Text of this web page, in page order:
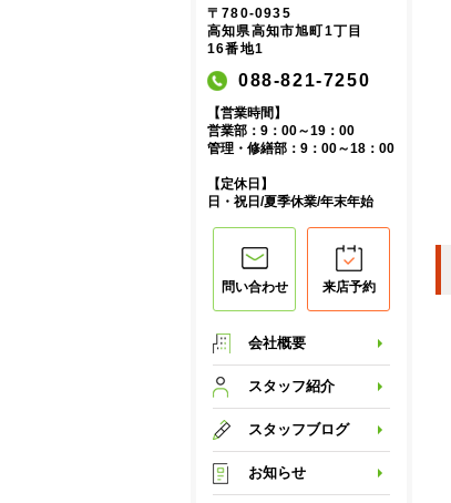
〒780-0935
高知県高知市旭町1丁目
16番地1
088-821-7250
【営業時間】
営業部：9：00～19：00
管理・修繕部：9：00～18：00
【定休日】
日・祝日/夏季休業/年末年始
問い合わせ 来店予約
会社概要
スタッフ紹介
スタッフブログ
お知らせ